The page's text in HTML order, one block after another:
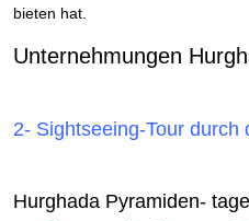
bieten hat.
Unternehmungen
2- Sightseeing-Tour durch
Hurghada Pyramiden-